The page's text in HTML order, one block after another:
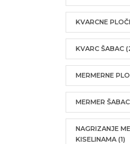
KVARCNE
KVARC ŠABAC
MERMERNE
MERMER ŠABAC
NAGRIZANJE
KISELINAMA (1)